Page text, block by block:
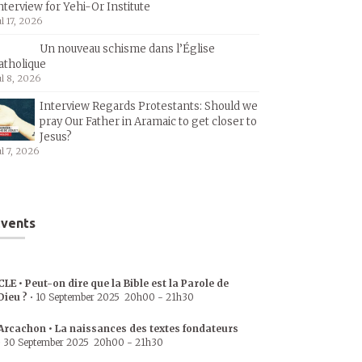
for Yehi-Or Institute
17, 2026
Un nouveau schisme dans l’Église
8, 2026
Interview Regards Protestants: Should we
pray Our Father in Aramaic to get closer to
Jesus?
7, 2026
• Peut-on dire que la Bible est la Parole de
? • 10 September 2025 20h00 - 21h30
• La naissances des textes fondateurs
30 September 2025 20h00 - 21h30